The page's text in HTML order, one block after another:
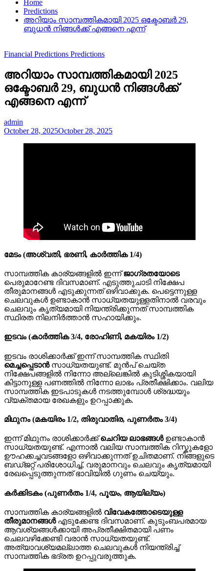
Home
Predictions
അറിയാം സാമ്പത്തികമായി 2025 ഒക്ടോബർ 29,
ബുധൻ നിങ്ങൾക്ക് എങ്ങനെ എന്ന്
Financial Predictions Predictions
അറിയാം സാമ്പത്തികമായി 2025
ഒക്ടോബർ 29, ബുധൻ നിങ്ങൾക്ക്
എങ്ങനെ എന്ന്
admin
October 28, 2025October 28, 2025
മേടം (അശ്വതി, ഭരണി, കാർത്തിക 1/4)
സാമ്പത്തിക കാര്യങ്ങളിൽ ഇന്ന്ജാഗ്രതയോടെ
പെരുമാറേണ്ട ദിവസമാണ്. എടുത്തുചാടി നിക്ഷേപ
തീരുമാനങ്ങൾ എടുക്കുന്നത് ഒഴിവാക്കുക. പെട്ടെന്നുള്ള
ചെലവുകൾ ഉണ്ടാകാൻ സാധ്യതയുള്ളതിനാൽ വരവും
ചെലവും കൃത്യമായി നിയന്ത്രിക്കുന്നത് സാമ്പത്തിക
സ്ഥിരത നിലനിർത്താൻ സഹായിക്കും.
ഇടവം (കാർത്തിക 3/4, രോഹിണി, മകയിരം 1/2)
ഇടവം രാശിക്കാർക്ക് ഇന്ന് സാമ്പത്തിക സ്ഥിതി
മെച്ചപ്പെടാൻസാധ്യതയുണ്ട്. മുൻപ് ചെയ്ത
നിക്ഷേപങ്ങളിൽ നിന്നോ അല്ലെങ്കിൽ കുടിശ്ശികയായി
കിട്ടാനുള്ള പണത്തിൽ നിന്നോ ലാഭം പ്രതീക്ഷിക്കാം. വലിയ
സാമ്പത്തിക ഇടപാടുകൾ നടത്തുമ്പോൾ ശ്രദ്ധയും
വ്യക്തമായ രേഖകളും ഉറപ്പാക്കുക.
മിഥുനം (മകയിരം 1/2, തിരുവാതിര, പുണർതം 3/4)
ഇന്ന് മിഥുനം രാശിക്കാർക്ക്ചെറിയ ലാഭങ്ങൾഉണ്ടാകാൻ
സാധ്യതയുണ്ട്. എന്നാൽ വലിയ സാമ്പത്തിക റിസ്കുകളോ
ഊഹക്കച്ചവടങ്ങളോ ഒഴിവാക്കുന്നത് ഉചിതമാണ്. നിങ്ങളുടെ
ബഡ്ജറ്റ് പരിശോധിച്ച്, വരുമാനവും ചെലവും കൃത്യമായി
രേഖപ്പെടുത്തുന്നത് ഭാവിയിൽ ഗുണം ചെയ്യും.
കർക്കിടകം (പുണർതം 1/4, പൂയം, ആയില്യം)
സാമ്പത്തിക കാര്യങ്ങളിൽ വിവേകത്തോടെയുള്ള
തീരുമാനങ്ങൾഎടുക്കേണ്ട ദിവസമാണ്. കുടുംബപരമായ
ആവശ്യങ്ങൾക്കായി അപ്രതീക്ഷിതമായി പണം
ചെലവഴിക്കേണ്ടി വരാൻ സാധ്യതയുണ്ട്.
അത്യാവശ്യമല്ലാത്ത ചെലവുകൾ നിയന്ത്രിച്ച്
സാമ്പത്തിക ഭദ്രത ഉറപ്പുവരുത്തുക.